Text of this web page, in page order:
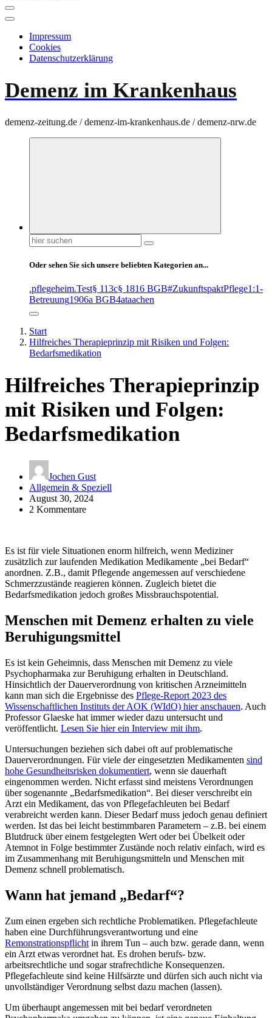
Impressum
Cookies
Datenschutzerklärung
Demenz im Krankenhaus
demenz-zeitung.de / demenz-im-krankenhaus.de / demenz-nrw.de
Suchen
nach:
Oder sehen Sie sich unsere beliebten Kategorien an...
.pflegeheim.Test§ 113c§ 1816 BGB#ZukunftspaktPflege1:1-
Betreuung1906a BGB4ataachen
Start
Hilfreiches Therapieprinzip mit Risiken und Folgen:
Bedarfsmedikation
Hilfreiches Therapieprinzip
mit Risiken und Folgen:
Bedarfsmedikation
Jochen Gust
Allgemein & Speziell
August 30, 2024
2 Kommentare
Es ist für viele Situationen enorm hilfreich, wenn Mediziner
zusätzlich zur laufenden Medikation Medikamente „bei Bedarf“
anordnen. Z.B., damit Pflegende angemessen auf verschiedene
Schmerzzustände reagieren können. Zugleich bietet die
Bedarfsmedikation jedoch großes Missbrauchspotential.
Menschen mit Demenz erhalten zu viele
Beruhigungsmittel
Es ist kein Geheimnis, dass Menschen mit Demenz zu viele
Psychopharmaka zur Beruhigung erhalten in Deutschland.
Hinsichtlich der Dauerverordnung von kritischen Arzneimitteln
kann man sich die Ergebnisse des Pflege-Report 2023 des
Wissenschaftlichen Instituts der AOK (WIdO) hier anschauen. Auch
Professor Glaeske hat immer wieder dazu untersucht und
veröffentlicht. Lesen Sie hier ein Interview mit ihm.
Untersuchungen beziehen sich dabei oft auf problematische
Dauerverordnungen. Für viele der eingesetzten Medikamenten sind
hohe Gesundheitsrisken dokumentiert, wenn sie dauerhaft
eingenommen werden. Nicht erfasst sind meistens Verordnungen
über sogenannte „Bedarfsmedikation“. Bei dieser verschreibt ein
Arzt ein Medikament, das von Pflegefachleuten bei Bedarf
verabreicht werden kann. Dieser Bedarf muss jedoch genau definiert
werden. Ist das bei leicht bestimmbaren Parametern – z.B. bei einem
Blutdruck über einem festgelegten Wert oder bei Übelkeit oder
Atemnot in Folge bestimmter Zustände noch relativ einfach, wird es
im Zusammenhang mit Beruhigungsmitteln und Menschen mit
Demenz schnell problematisch.
Wann hat jemand „Bedarf“?
Zum einen ergeben sich rechtliche Problematiken. Pflegefachleute
haben eine Durchführungsverantwortung und eine
Remonstrationspflicht in ihrem Tun – auch bzw. gerade dann, wenn
ein Arzt etwas verordnet hat. Es drohen berufs- bzw.
arbeitsrechtliche und sogar strafrechtliche Konsequenzen.
Pflegefachleute sind keine Hilfsärzte und dürfen sich auch nicht via
unvollständiger Verordnung selbst dazu machen (lassen).
Um überhaupt angemessen mit bei bedarf verordneten